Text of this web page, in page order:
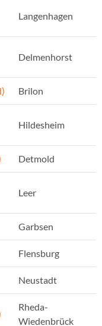
Langenhagen
Delmenhorst
Brilon
Hildesheim
Detmold
Leer
Garbsen
Flensburg
Neustadt
Rheda-
Wiedenbrück